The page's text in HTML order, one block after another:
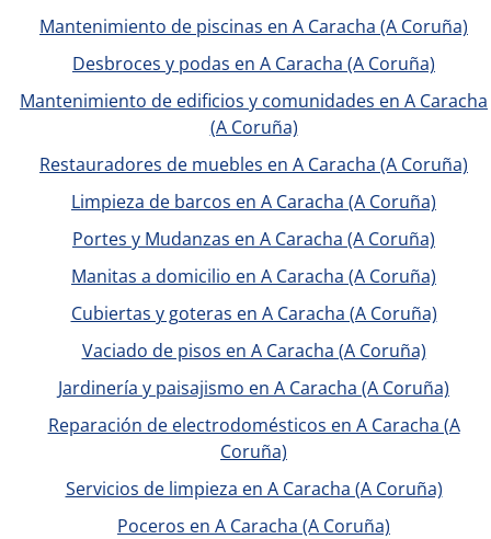
Mantenimiento de piscinas en A Caracha (A Coruña)
Desbroces y podas en A Caracha (A Coruña)
Mantenimiento de edificios y comunidades en A Caracha
(A Coruña)
Restauradores de muebles en A Caracha (A Coruña)
Limpieza de barcos en A Caracha (A Coruña)
Portes y Mudanzas en A Caracha (A Coruña)
Manitas a domicilio en A Caracha (A Coruña)
Cubiertas y goteras en A Caracha (A Coruña)
Vaciado de pisos en A Caracha (A Coruña)
Jardinería y paisajismo en A Caracha (A Coruña)
Reparación de electrodomésticos en A Caracha (A
Coruña)
Servicios de limpieza en A Caracha (A Coruña)
Poceros en A Caracha (A Coruña)